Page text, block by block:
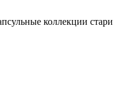
коллекции